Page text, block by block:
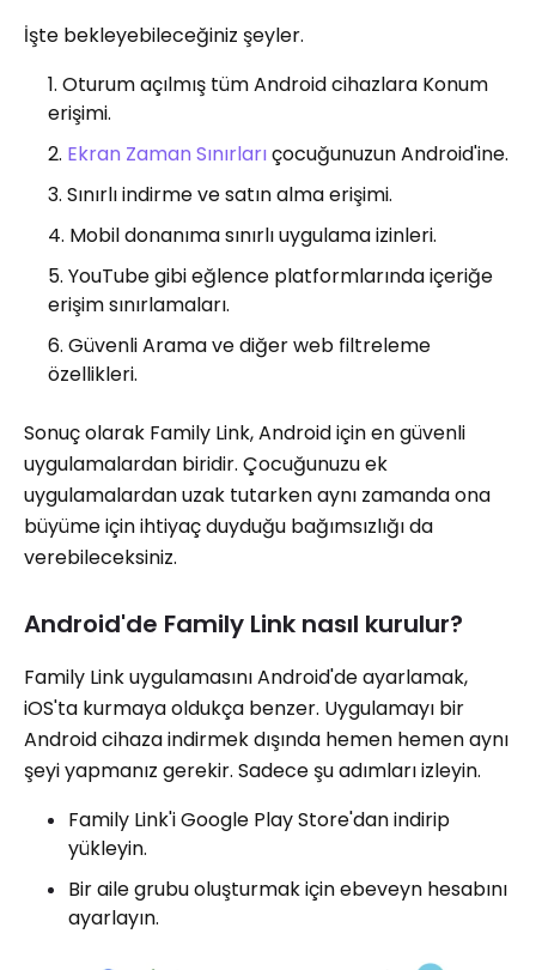
İşte bekleyebileceğiniz şeyler.
Oturum açılmış tüm Android cihazlara Konum
erişimi.
Ekran Zaman Sınırlarıçocuğunuzun Android'ine.
Sınırlı indirme ve satın alma erişimi.
Mobil donanıma sınırlı uygulama izinleri.
YouTube gibi eğlence platformlarında içeriğe
erişim sınırlamaları.
Güvenli Arama ve diğer web filtreleme
özellikleri.
Sonuç olarak Family Link, Android için en güvenli
uygulamalardan biridir. Çocuğunuzu ek
uygulamalardan uzak tutarken aynı zamanda ona
büyüme için ihtiyaç duyduğu bağımsızlığı da
verebileceksiniz.
Android'de Family Link nasıl kurulur?
Family Link uygulamasını Android'de ayarlamak,
iOS'ta kurmaya oldukça benzer. Uygulamayı bir
Android cihaza indirmek dışında hemen hemen aynı
şeyi yapmanız gerekir. Sadece şu adımları izleyin.
Family Link'i Google Play Store'dan indirip
yükleyin.
Bir aile grubu oluşturmak için ebeveyn hesabını
ayarlayın.